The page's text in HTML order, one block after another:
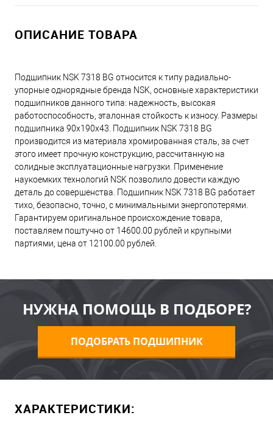
ОПИСАНИЕ ТОВАРА
Подшипник NSK 7318 BG относится к типу радиально-
упорные однорядные бренда NSK, основные характеристики
подшипников данного типа: надежность, высокая
работоспособность, эталонная стойкость к износу. Размеры
подшипника 90x190x43. Подшипник NSK 7318 BG
производится из материала хромированная сталь, за счет
этого имеет прочную конструкцию, рассчитанную на
солидные эксплуатационные нагрузки. Применение
наукоемких технологий NSK позволило довести каждую
деталь до совершенства. Подшипник NSK 7318 BG работает
тихо, безопасно, точно, с минимальными энергопотерями.
Гарантируем оригинальное происхождение товара,
поставляем поштучно от 14600.00 рублей и крупными
партиями, цена от 12100.00 рублей.
НУЖНА ПОМОЩЬ В ПОДБОРЕ?
ПОДОБРАТЬ ПОДШИПНИК
ХАРАКТЕРИСТИКИ: